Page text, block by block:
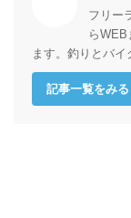
フリー
ら
ます。釣りとバイ
記事一覧をみる